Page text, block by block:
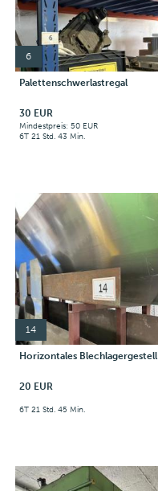
6
Palettenschwerlastregal
30 EUR
Mindestpreis: 50 EUR
6T 21 Std. 43 Min.
14
Horizontales Blechlagergestell
20 EUR
6T 21 Std. 45 Min.